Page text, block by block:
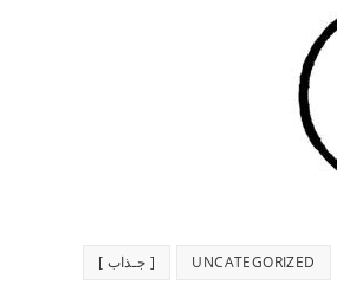
UNCATEGORIZED [ جـذاب ]